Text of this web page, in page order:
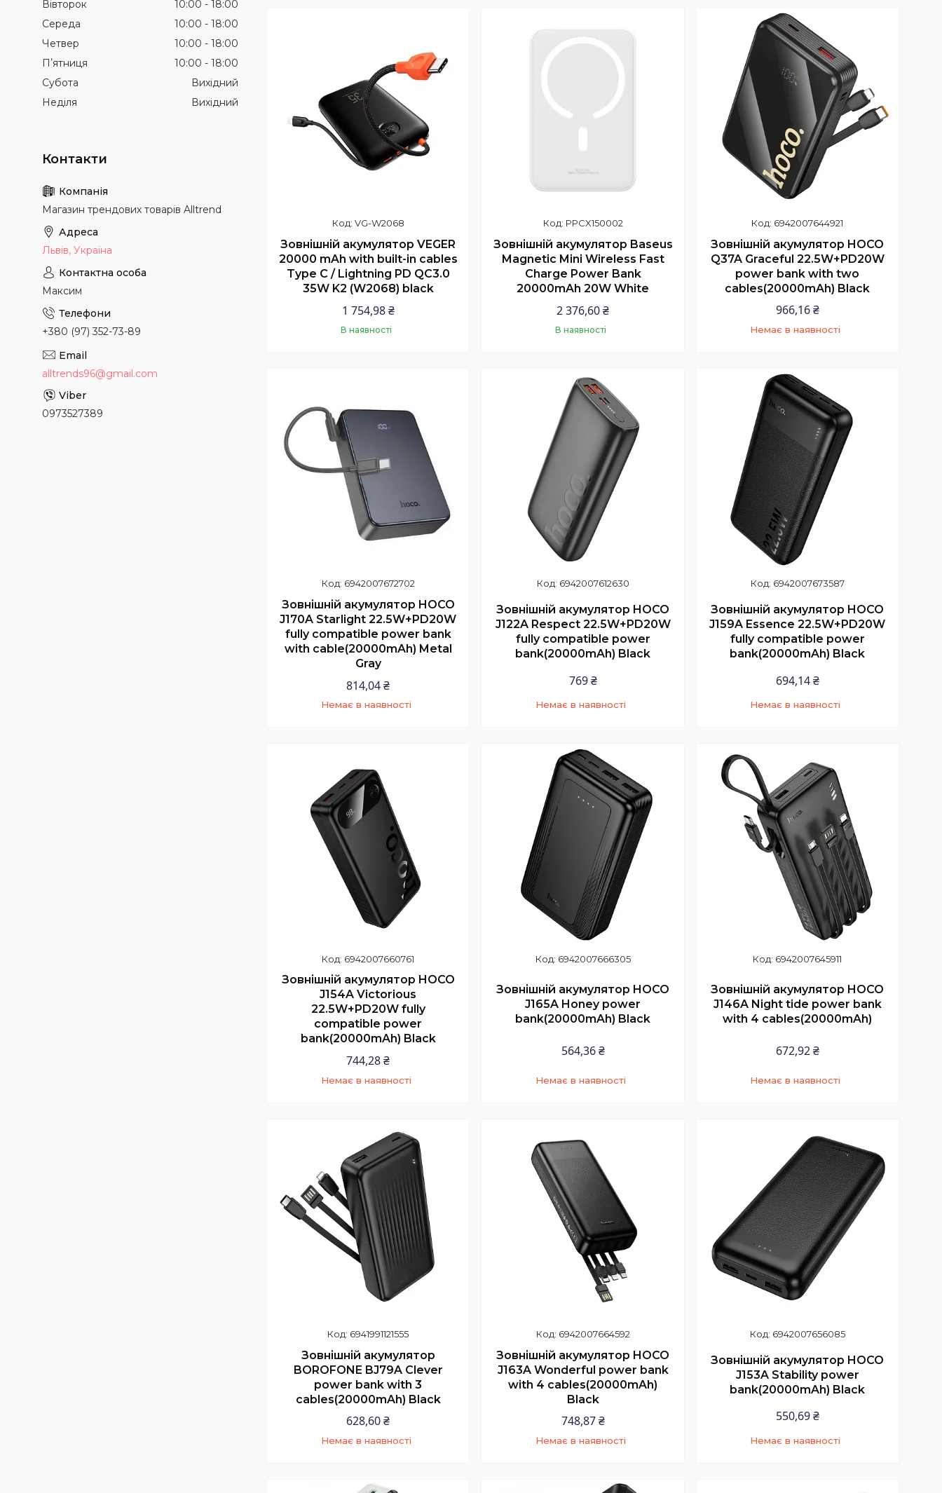
Купити
VG-W2068
Зовнішній акумулятор VEGER
20000 mAh with built-in cables
Type C / Lightning PD QC3.0
35W K2 (W2068) black
1 754,98 ₴
В наявності
PPCX150002
Зовнішній акумулятор Baseus
Magnetic Mini Wireless Fast
Charge Power Bank
20000mAh 20W White
2 376,60 ₴
В наявності
6942007644921
Зовнішній акумулятор HOCO
Q37A Graceful 22.5W+PD20W
power bank with two
cables(20000mAh) Black
966,16 ₴
Немає в наявності
+380 (97) 352-73-89
6942007672702
Зовнішній акумулятор HOCO
J170A Starlight 22.5W+PD20W
fully compatible power bank
with cable(20000mAh) Metal
Gray
814,04 ₴
Немає в наявності
6942007612630
Зовнішній акумулятор HOCO
J122A Respect 22.5W+PD20W
fully compatible power
bank(20000mAh) Black
769 ₴
Немає в наявності
+380 (97) 352-73-89
6942007673587
Зовнішній акумулятор HOCO
J159A Essence 22.5W+PD20W
fully compatible power
bank(20000mAh) Black
694,14 ₴
Немає в наявності
+380 (97) 352-73-89
6942007660761
Зовнішній акумулятор HOCO
J154A Victorious
22.5W+PD20W fully
compatible power
bank(20000mAh) Black
744,28 ₴
Немає в наявності
+380 (97) 352-73-89
6942007666305
Зовнішній акумулятор HOCO
J165A Honey power
bank(20000mAh) Black
564,36 ₴
Немає в наявності
6942007645911
Зовнішній акумулятор HOCO
J146A Night tide power bank
with 4 cables(20000mAh)
672,92 ₴
Немає в наявності
6941991121555
Зовнішній акумулятор
BOROFONE BJ79A Clever
power bank with 3
cables(20000mAh) Black
628,60 ₴
Немає в наявності
6942007664592
Зовнішній акумулятор HOCO
J163A Wonderful power bank
with 4 cables(20000mAh)
Black
748,87 ₴
Немає в наявності
6942007656085
Зовнішній акумулятор HOCO
J153A Stability power
bank(20000mAh) Black
550,69 ₴
Немає в наявності
Вівторок
10:00
18:00
Середа
10:00
18:00
Четвер
10:00
18:00
Пʼятниця
10:00
18:00
Субота
Вихідний
Неділя
Вихідний
Магазин трендових товарів Alltrend
Львів, Україна
Максим
+380 (97) 352-73-89
alltrends96@gmail.com
0973527389